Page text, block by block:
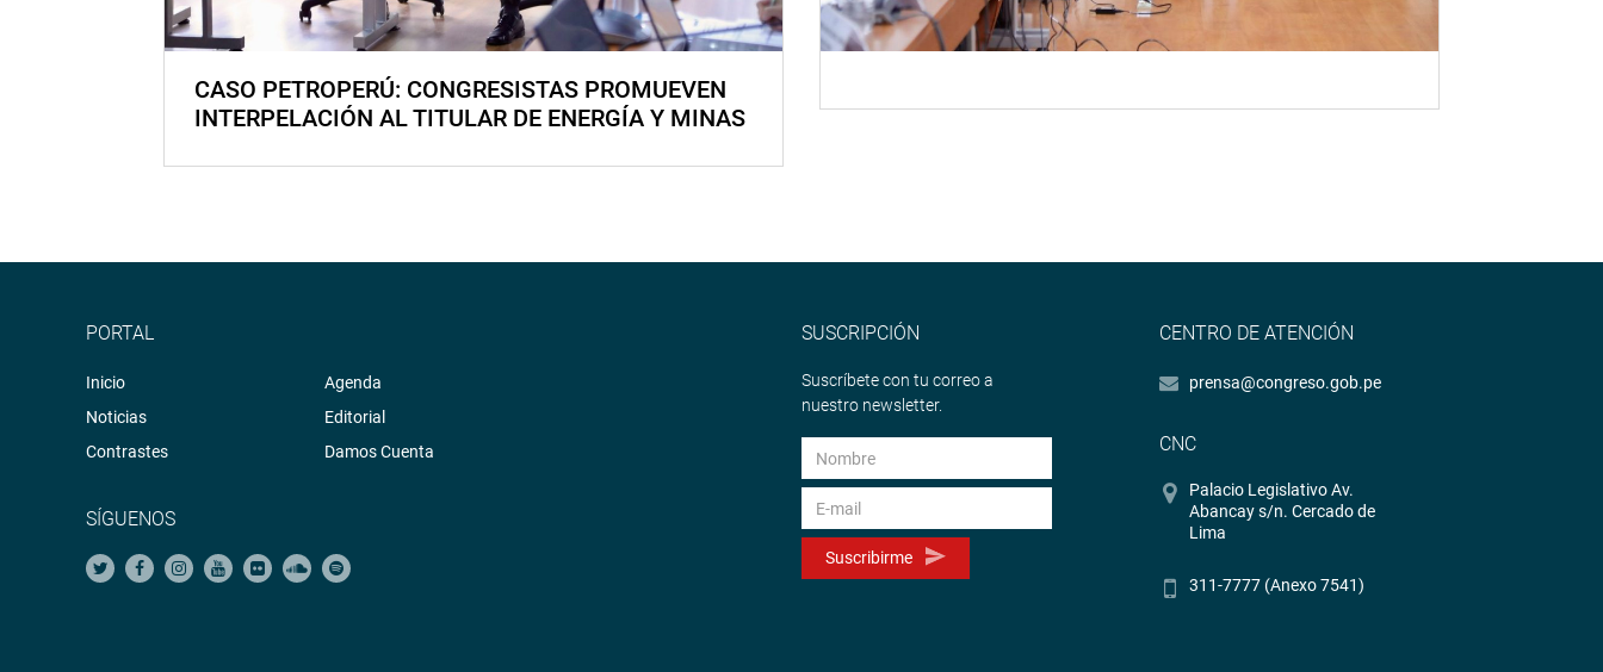
CASO PETROPERÚ: CONGRESISTAS PROMUEVEN
INTERPELACIÓN AL TITULAR DE ENERGÍA Y MINAS
PORTAL
Inicio
Noticias
Contrastes
Agenda
Editorial
Damos Cuenta
SÍGUENOS
SUSCRIPCIÓN
Suscríbete con tu correo a
nuestro newsletter.
Suscribirme
CENTRO DE ATENCIÓN
prensa@congreso.gob.pe
CNC
Palacio Legislativo Av.
Abancay s/n. Cercado de
Lima
311-7777 (Anexo 7541)